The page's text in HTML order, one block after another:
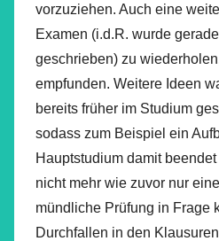
vorzuziehen. Auch eine
Examen (i.d.R. wurde
geschrieben) zu
empfunden. Weitere Ideen
bereits früher im Studium
sodass zum Beispiel ein
Hauptstudium damit
nicht mehr wie zuvor nur
mündliche Prüfung in Frage
Durchfallen in den